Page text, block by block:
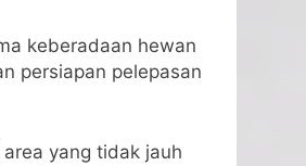
keberadaan hewan
persiapan pelepasan
yang tidak jauh